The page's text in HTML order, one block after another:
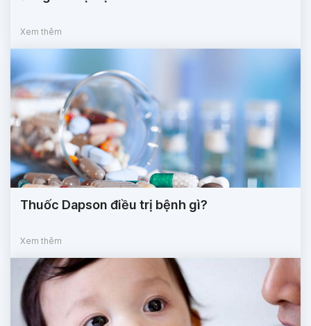
Xem thêm
Thuốc Dapson điều trị bệnh gì?
Xem thêm